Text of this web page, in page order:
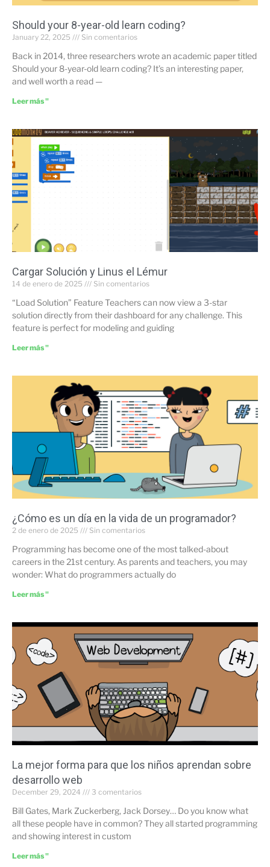
Should your 8-year-old learn coding?
January 22, 2025 Sin comentarios
Back in 2014, three researchers wrote an academic paper titled
Should your 8-year-old learn coding? It’s an interesting paper,
and well worth a read —
Leer más "
Cargar Solución y Linus el Lémur
14 de enero de 2025 Sin comentarios
“Load Solution” Feature Teachers can now view a 3-star
solution directly from their dashboard for any challenge. This
feature is perfect for modeling and guiding
Leer más "
¿Cómo es un día en la vida de un programador?
2 de enero de 2025 Sin comentarios
Programming has become one of the most talked-about
careers in the 21st century. As parents and teachers, you may
wonder: What do programmers actually do
Leer más "
La mejor forma para que los niños aprendan sobre
desarrollo web
December 29, 2024 3 comentarios
Bill Gates, Mark Zuckerberg, Jack Dorsey… Do you know what
all these people have in common? They all started programming
and showing interest in custom
Leer más "